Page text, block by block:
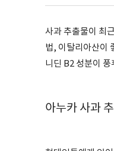
사과 추출물이 최
법, 이탈리아산이
니딘 B2 성분이
아누카 사과